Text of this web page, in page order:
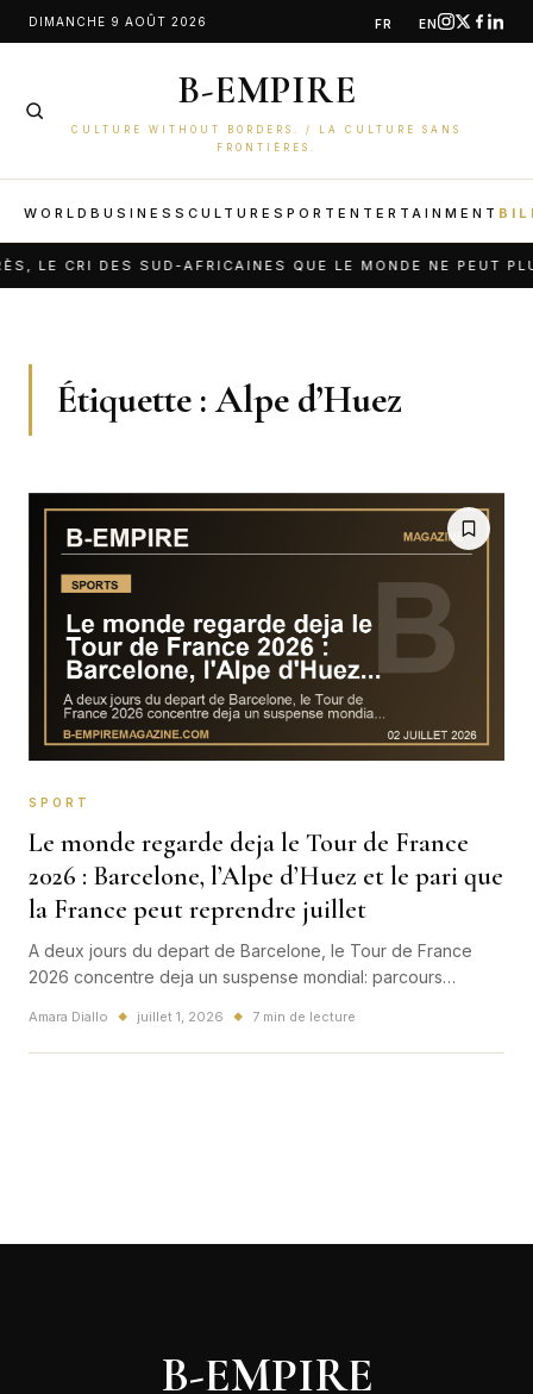
AllerDIMANCHE 9 AOÛT 2026 FR EN
B-EMPIRE
CULTURE WITHOUT BORDERS. / LA CULTURE SANS
FRONTIÈRES.
WORLD BUSINESS CULTURE SPORT ENTERTAINMENT
LE CRI DES SUD-AFRICAINES QUE LE MONDE NE PEUT
Étiquette :Alpe d’Huez
SPORT
Le monde regarde deja le Tour de France
2026 : Barcelone, l’Alpe d’Huez et le pari que
la France peut reprendre juillet
A deux jours du depart de Barcelone, le Tour de France
2026 concentre deja un suspense mondial: parcours
incandescent vers l'Alpe d'Huez puis Paris.
Amara Diallo ◆ juillet 1, 2026 ◆ 7 min de lecture
B-EMPIRE